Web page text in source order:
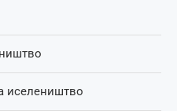
иселеништво